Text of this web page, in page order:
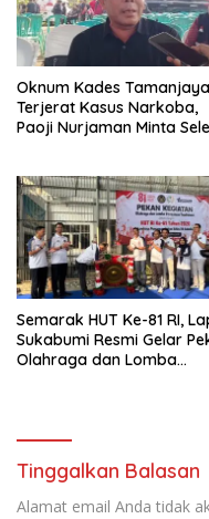
Oknum Kades Tamanjaya
Terjerat Kasus Narkoba,
Paoji Nurjaman Minta
Semarak HUT Ke-81 RI,
Sukabumi Resmi Gelar
Olahraga dan Lomba
Tinggalkan Balasan
Alamat email Anda tidak